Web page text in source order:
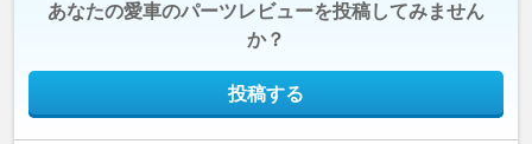
あなたの愛車のパーツレビューを投稿してみません
か？
投稿する